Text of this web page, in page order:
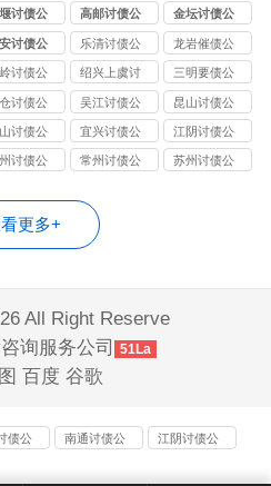
司
司
讨债公
高邮讨债公
司
金坛讨债公
司
讨债公
乐清讨债公
司
龙岩催债公
司
讨债公
绍兴上虞讨
债公司
三明要债公
司
讨债公
吴江讨债公
司
昆山讨债公
司
讨债公
宜兴讨债公
司
江阴讨债公
司
讨债公
常州讨债公
苏州讨债公
更多+
All Right Reserve
询服务公司
51La
百度 谷歌
债公
南通讨债公
江阴讨债公